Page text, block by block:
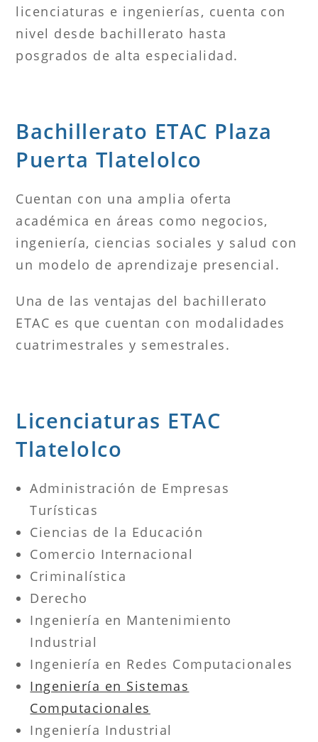
licenciaturas e ingenierías, cuenta con
nivel desde bachillerato hasta
posgrados de alta especialidad.
Bachillerato ETAC Plaza
Puerta Tlatelolco
Cuentan con una amplia oferta
académica en áreas como negocios,
ingeniería, ciencias sociales y salud con
un modelo de aprendizaje presencial.
Una de las ventajas del bachillerato
ETAC es que cuentan con modalidades
cuatrimestrales y semestrales.
Licenciaturas ETAC
Tlatelolco
Administración de Empresas
Turísticas
Ciencias de la Educación
Comercio Internacional
Criminalística
Derecho
Ingeniería en Mantenimiento
Industrial
Ingeniería en Redes Computacionales
Ingeniería en Sistemas
Computacionales
Ingeniería Industrial